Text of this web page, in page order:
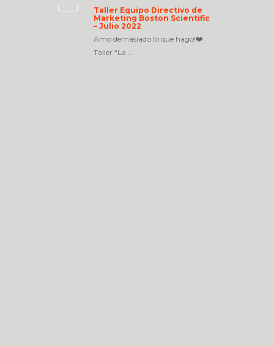
Taller Equipo Directivo de
Marketing Boston Scientific
– Julio 2022
Amo demasiado lo que hago!❤️
Taller “La ...